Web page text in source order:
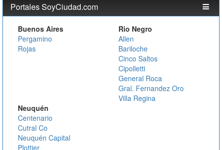
Portales SoyCiudad.com
Buenos Aires
Pergamino
Rojas
Rio Negro
Allen
Bariloche
Cinco Saltos
Cipolletti
General Roca
Gral. Fernandez Oro
Villa Regina
Neuquén
Centenario
Cutral Co
Neuquén Capital
Plottier